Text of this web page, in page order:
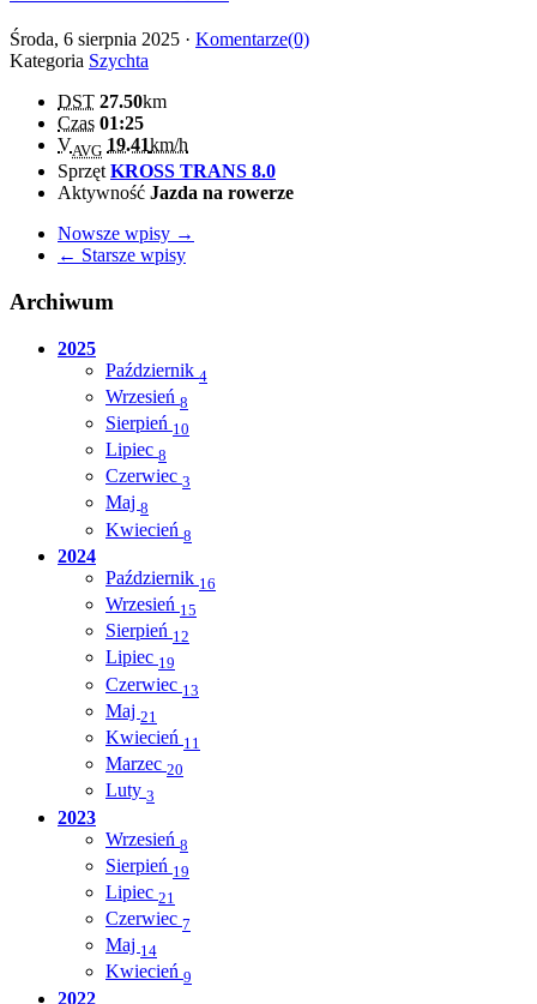
Środa, 6 sierpnia 2025 · Komentarze(0)
Kategoria Szychta
DST 27.50km
Czas 01:25
VAVG 19.41km/h
Sprzęt KROSS TRANS 8.0
Aktywność Jazda na rowerze
Nowsze wpisy →
← Starsze wpisy
Archiwum
2025
Październik 4
Wrzesień 8
Sierpień 10
Lipiec 8
Czerwiec 3
Maj 8
Kwiecień 8
2024
Październik 16
Wrzesień 15
Sierpień 12
Lipiec 19
Czerwiec 13
Maj 21
Kwiecień 11
Marzec 20
Luty 3
2023
Wrzesień 8
Sierpień 19
Lipiec 21
Czerwiec 7
Maj 14
Kwiecień 9
2022